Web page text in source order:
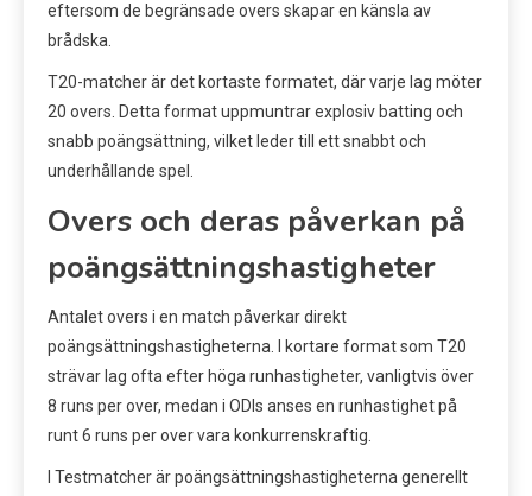
eftersom de begränsade overs skapar en känsla av
brådska.
T20-matcher är det kortaste formatet, där varje lag möter
20 overs. Detta format uppmuntrar explosiv batting och
snabb poängsättning, vilket leder till ett snabbt och
underhållande spel.
Overs och deras påverkan på
poängsättningshastigheter
Antalet overs i en match påverkar direkt
poängsättningshastigheterna. I kortare format som T20
strävar lag ofta efter höga runhastigheter, vanligtvis över
8 runs per over, medan i ODIs anses en runhastighet på
runt 6 runs per over vara konkurrenskraftig.
I Testmatcher är poängsättningshastigheterna generellt